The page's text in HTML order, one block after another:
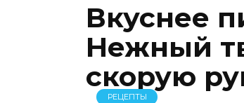
Вкуснее
Нежный
скорую
РЕЦЕПТЫ